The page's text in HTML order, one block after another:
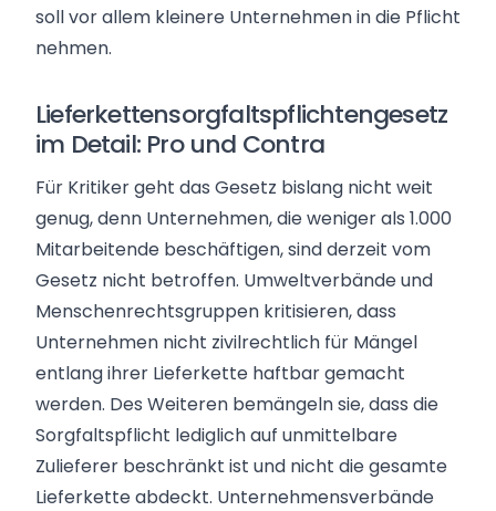
soll vor allem kleinere Unternehmen in die Pflicht
nehmen.
Lieferkettensorgfaltspflichtengesetz
im Detail: Pro und Contra
Für Kritiker geht das Gesetz bislang nicht weit
genug, denn Unternehmen, die weniger als 1.000
Mitarbeitende beschäftigen, sind derzeit vom
Gesetz nicht betroffen. Umweltverbände und
Menschenrechtsgruppen kritisieren, dass
Unternehmen nicht zivilrechtlich für Mängel
entlang ihrer Lieferkette haftbar gemacht
werden. Des Weiteren bemängeln sie, dass die
Sorgfaltspflicht lediglich auf unmittelbare
Zulieferer beschränkt ist und nicht die gesamte
Lieferkette abdeckt. Unternehmensverbände